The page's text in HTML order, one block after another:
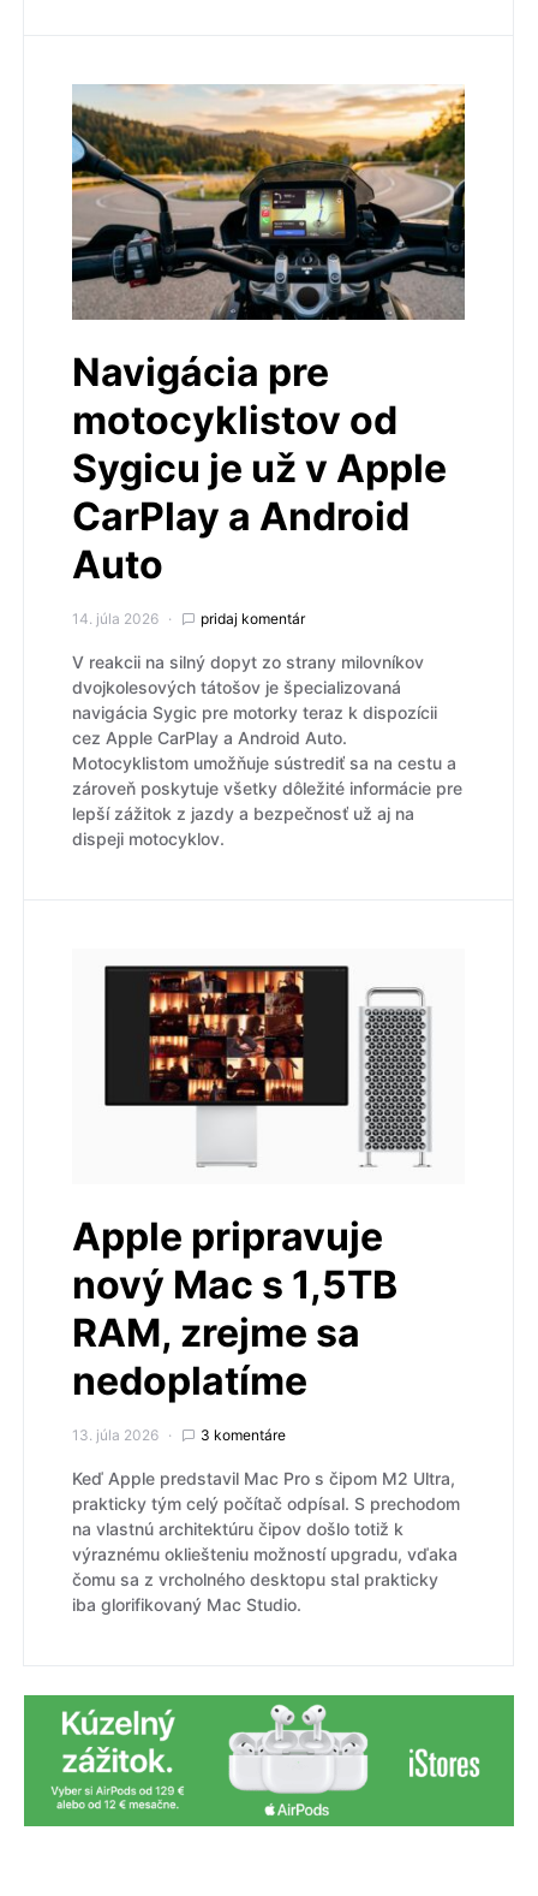
Navigácia pre
motocyklistov od
Sygicu je už v Apple
CarPlay a Android
Auto
14. júla 2026 pridaj komentár
V reakcii na silný dopyt zo strany milovníkov
dvojkolesových tátošov je špecializovaná
navigácia Sygic pre motorky teraz k dispozícii
cez Apple CarPlay a Android Auto.
Motocyklistom umožňuje sústrediť sa na cestu a
zároveň poskytuje všetky dôležité informácie pre
lepší zážitok z jazdy a bezpečnosť už aj na
dispeji motocyklov.
Apple pripravuje
nový Mac s 1,5TB
RAM, zrejme sa
nedoplatíme
13. júla 2026 3 komentáre
Keď Apple predstavil Mac Pro s čipom M2 Ultra,
prakticky tým celý počítač odpísal. S prechodom
na vlastnú architektúru čipov došlo totiž k
výraznému okliešteniu možností upgradu, vďaka
čomu sa z vrcholného desktopu stal prakticky
iba glorifikovaný Mac Studio.